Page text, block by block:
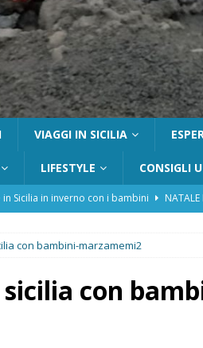
VIAGGI IN SICILIA
LIFESTYLE CONSIGLI
in Sicilia in inverno con i bambini
NATALE
con bambini: guida completa su
PORTA
con bambini-marzamemi2
con